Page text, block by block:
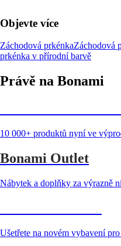
Objevte více
Záchodová prkénkaZáchodová
prkénka v přírodní barvě
Právě na Bonami
10 000+ produktů nyní ve
Bonami Outlet
Nábytek a doplňky za výrazně
Ušetřete na novém vybavení